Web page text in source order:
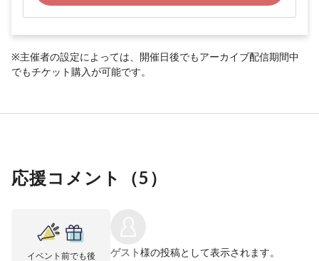
※主催者の設定によっては、開催日後でもアーカイブ配信期間中
でもチケット購入が可能です。
応援コメント（5 ）
イベント前でも後
ゲスト様の投稿として表示されます。